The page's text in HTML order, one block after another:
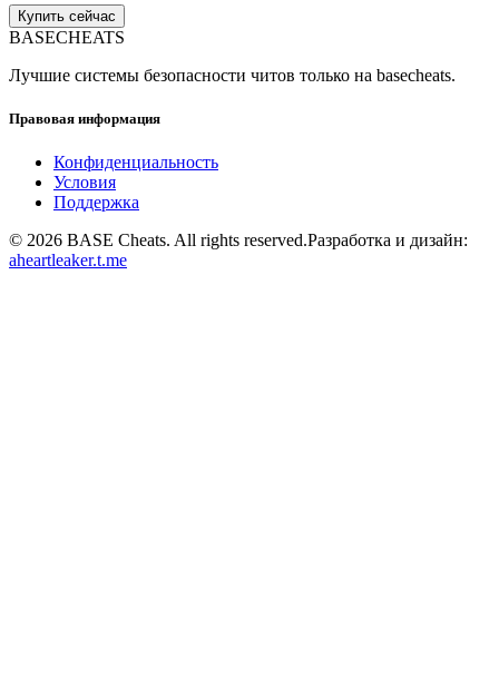
Купить сейчас
BASECHEATS
Лучшие системы безопасности читов только на basecheats.
Правовая информация
Конфиденциальность
Условия
Поддержка
© 2026 BASE Cheats. All rights reserved.Разработка и дизайн:
aheartleaker.t.me